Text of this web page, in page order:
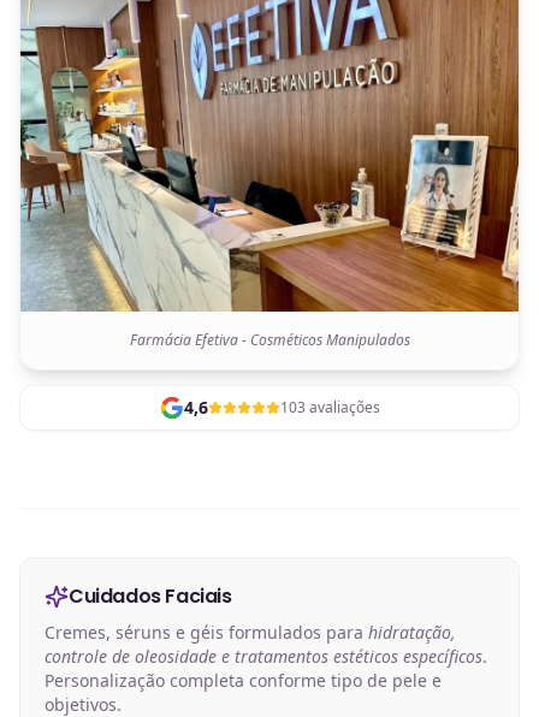
Farmácia Efetiva - Cosméticos Manipulados
4,6 103 avaliações
Cuidados Faciais
Cremes, séruns e géis formulados para hidratação,
controle de oleosidade e tratamentos estéticos específicos.
Personalização completa conforme tipo de pele e
objetivos.